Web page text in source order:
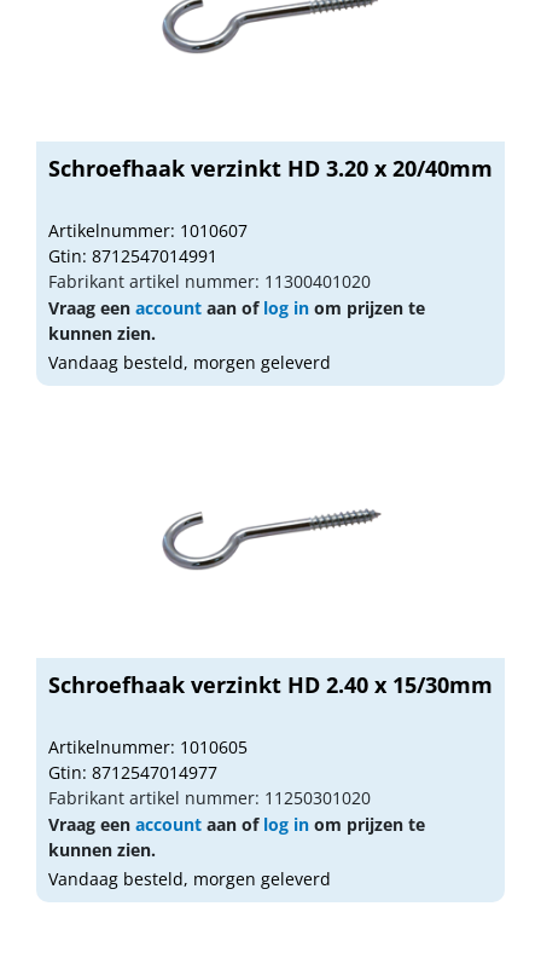
Schroefhaak verzinkt HD 3.20 x 20/40mm
Artikelnummer: 1010607
Gtin: 8712547014991
Fabrikant artikel nummer: 11300401020
Vraag een account aan of log in om prijzen te
kunnen zien.
Vandaag besteld, morgen geleverd
Schroefhaak verzinkt HD 2.40 x 15/30mm
Artikelnummer: 1010605
Gtin: 8712547014977
Fabrikant artikel nummer: 11250301020
Vraag een account aan of log in om prijzen te
kunnen zien.
Vandaag besteld, morgen geleverd